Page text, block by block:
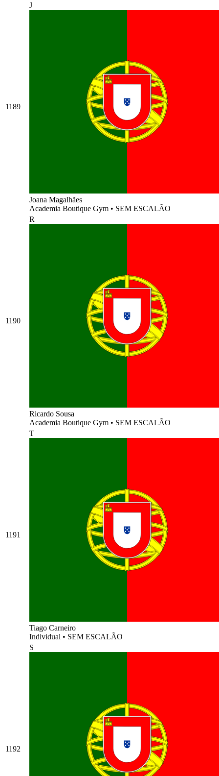
1189
J
Joana Magalhães
Academia Boutique Gym • SEM ESCALÃO
1190
R
Ricardo Sousa
Academia Boutique Gym • SEM ESCALÃO
1191
T
Tiago Carneiro
Individual • SEM ESCALÃO
1192
S